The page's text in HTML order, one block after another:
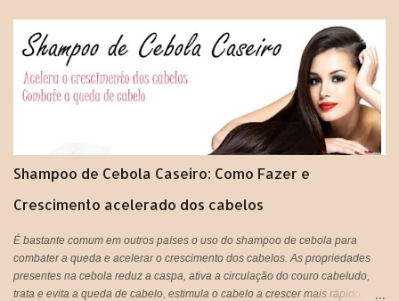
IMPORTANTE: Lembrando que pode ser usado tanto aqueles saches
industrializados ou você mesma pode preparar o seu chá de forma
natural,que é ainda mais eficiente.
Shampoo de Cebola Caseiro: Como Fazer e
Crescimento acelerado dos cabelos
É bastante comum em outros países o uso do shampoo de cebola para
combater a queda e acelerar o crescimento dos cabelos. As propriedades
presentes na cebola reduz a caspa, ativa a circulação do couro cabeludo,
trata e evita a queda de cabelo, estimula o cabelo a crescer mais rápido,